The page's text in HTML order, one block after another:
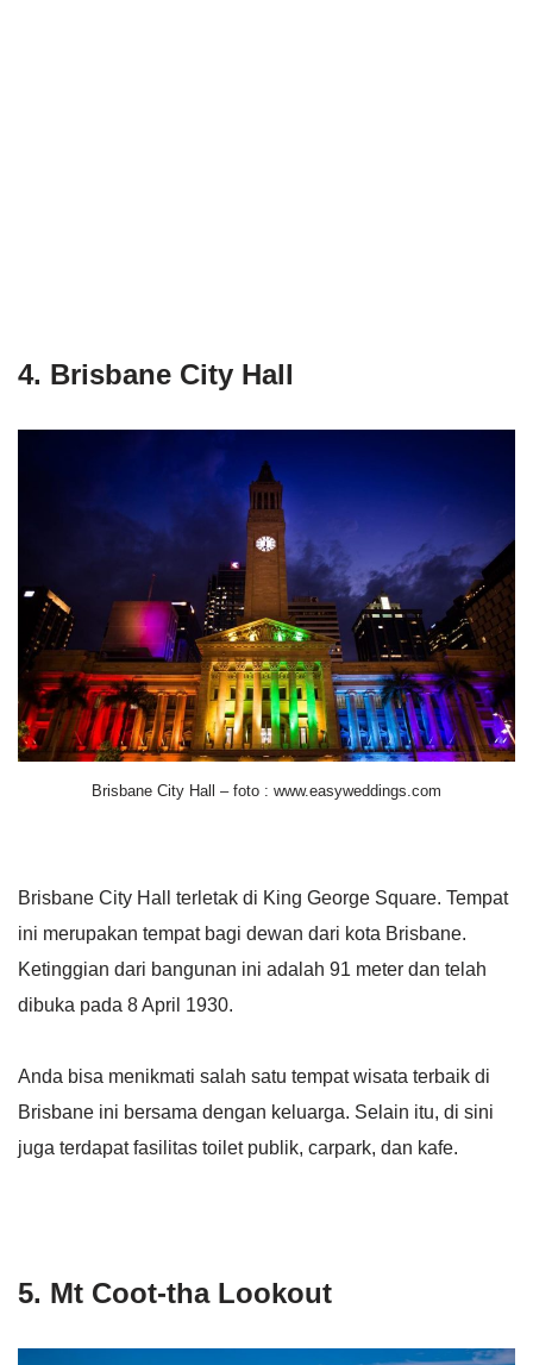
4. Brisbane City Hall
Brisbane City Hall – foto : www.easyweddings.com
Brisbane City Hall terletak di King George Square. Tempat
ini merupakan tempat bagi dewan dari kota Brisbane.
Ketinggian dari bangunan ini adalah 91 meter dan telah
dibuka pada 8 April 1930.
Anda bisa menikmati salah satu tempat wisata terbaik di
Brisbane ini bersama dengan keluarga. Selain itu, di sini
juga terdapat fasilitas toilet publik, carpark, dan kafe.
5. Mt Coot-tha Lookout